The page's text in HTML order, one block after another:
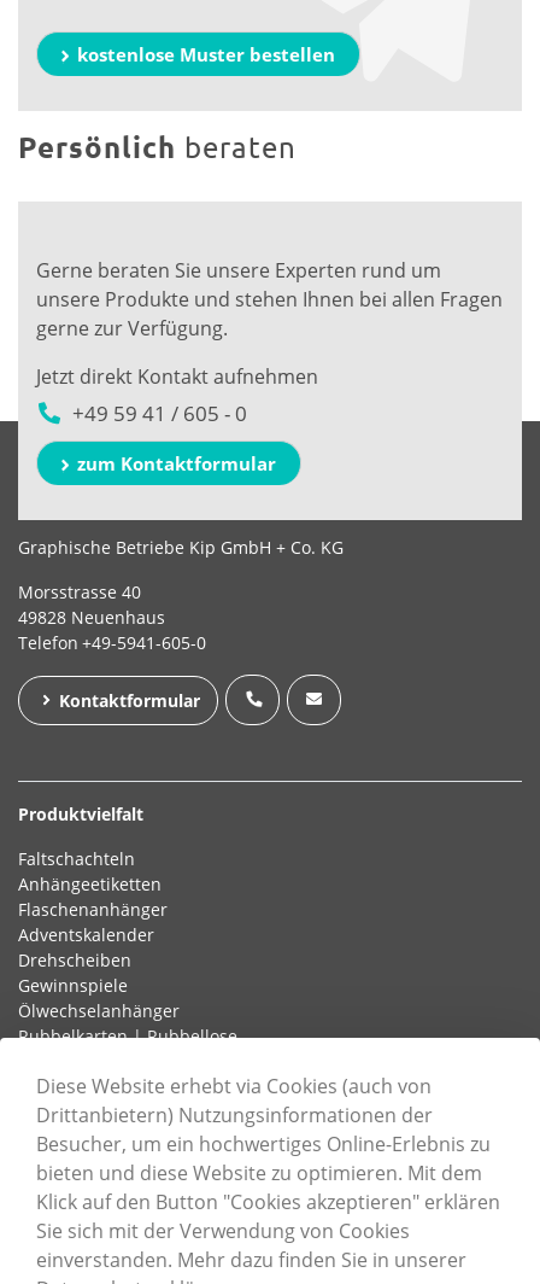
kostenlose Muster bestellen
Persönlich beraten
Gerne beraten Sie unsere Experten rund um
unsere Produkte und stehen Ihnen bei allen Fragen
gerne zur Verfügung.
Jetzt direkt Kontakt aufnehmen
+49 59 41 / 605 - 0
zum Kontaktformular
Graphische Betriebe Kip GmbH + Co. KG
Morsstrasse 40
49828 Neuenhaus
Telefon +49-5941-605-0
Kontaktformular
Produktvielfalt
Faltschachteln
Anhängeetiketten
Flaschenanhänger
Adventskalender
Drehscheiben
Gewinnspiele
Ölwechselanhänger
Rubbelkarten | Rubbellose
Informationen
Unternehmen
Karriere
Nachhaltigkeit
Zertifizierungen
Diese Website erhebt via Cookies (auch von
Drittanbietern) Nutzungsinformationen der
Besucher, um ein hochwertiges Online-Erlebnis zu
bieten und diese Website zu optimieren. Mit dem
Klick auf den Button "Cookies akzeptieren" erklären
Sie sich mit der Verwendung von Cookies
einverstanden. Mehr dazu finden Sie in unserer